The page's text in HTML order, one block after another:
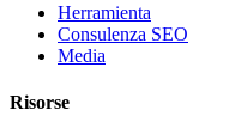
Herramienta
Consulenza SEO
Media
Risorse